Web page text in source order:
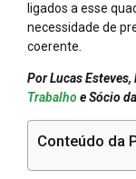
ligados a esse
necessidade de
coerente.
Por Lucas
Trabalhoe Sócio da
Conteúdo da